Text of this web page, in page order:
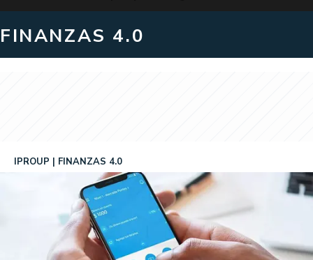
FINANZAS 4.0
IPROUP FINANZAS 4.0